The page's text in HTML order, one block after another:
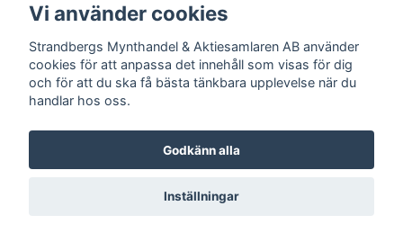
Information
Sociala medier
© 2026 Strandbergs Mynthandel & Aktiesamlaren AB
Vi använder cookies
Strandbergs Mynthandel & Aktiesamlaren AB använder
cookies för att anpassa det innehåll som visas för dig
och för att du ska få bästa tänkbara upplevelse när du
handlar hos oss.
Godkänn alla
Inställningar